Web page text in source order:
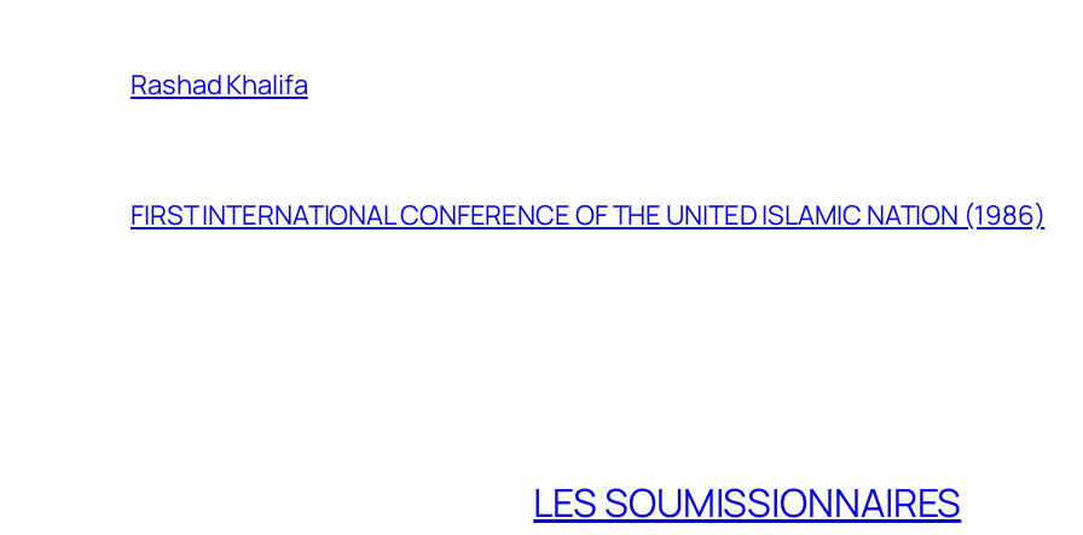
Rashad Khalifa
FIRST INTERNATIONAL CONFERENCE OF THE UNITED ISLAMIC NATION (1986)
LES SOUMISSIONNAIRES